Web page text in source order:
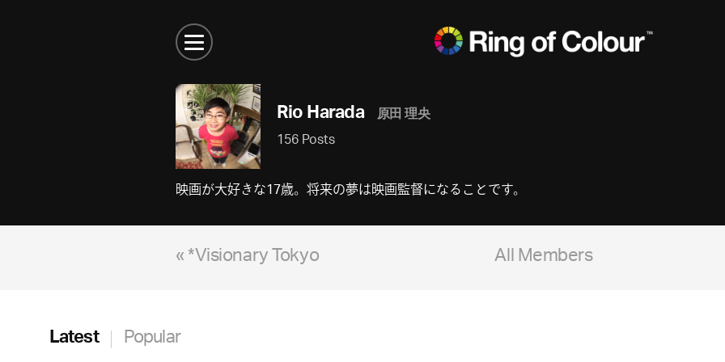
Rio Harada 原田 理央
156 Posts
映画が大好きな17歳。将来の夢は映画監督になることです。
« *Visionary Tokyo All Members
Latest Popular